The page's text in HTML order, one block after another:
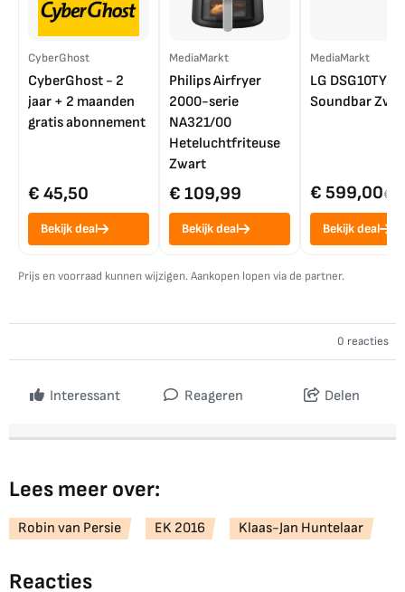
CyberGhost
CyberGhost - 2
jaar + 2 maanden
gratis abonnement
€ 45,50
Bekijk deal
MediaMarkt
Philips Airfryer
2000-serie
NA321/00
Heteluchtfriteuse
Zwart
€ 109,99
Bekijk deal
MediaMarkt
LG DSG10TY
Soundbar
€ 599,00€
Bekijk deal
Prijs en voorraad kunnen wijzigen. Aankopen lopen via de partner.
0 reacties
Interessant Reageren Delen
Lees meer over:
Robin van Persie EK 2016 Klaas-Jan Huntelaar
Reacties